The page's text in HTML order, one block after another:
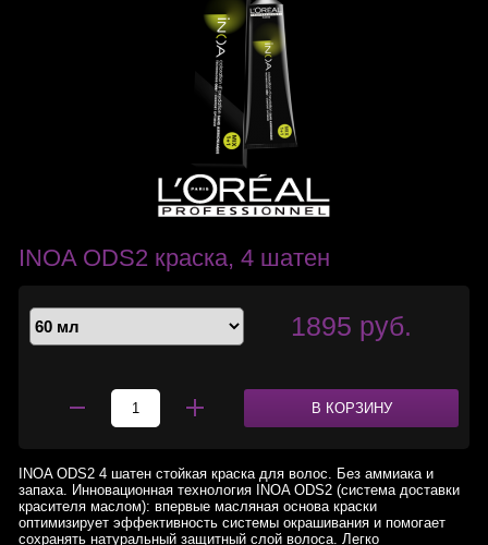
INOA ODS2 краска, 4 шатен
1895 руб.
В КОРЗИНУ
INOA ODS2 4 шатен стойкая краска для волос. Без аммиака и
запаха. Инновационная технология INOA ODS2 (система доставки
красителя маслом): впервые масляная основа краски
оптимизирует эффективность системы окрашивания и помогает
сохранять натуральный защитный слой волоса. Легко